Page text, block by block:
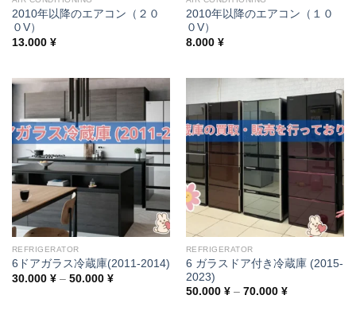
2010年以降のエアコン（２０
０V）
13.000 ¥
2010年以降のエアコン（１０
０V）
8.000 ¥
REFRIGERATOR
6ドアガラス冷蔵庫(2011-2014)
30.000 ¥ – 50.000 ¥Price
REFRIGERATOR
6 ガラスドア付き冷蔵庫 (2015-
2023)
50.000 ¥ – 70.000 ¥Price